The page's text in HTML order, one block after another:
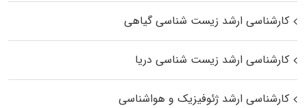
کارشناسی ارشد زیست‌ شناسی گیاهی
کارشناسی ارشد زیست‌ شناسی دریا
کارشناسی ارشد ژئوفیزیک و هواشناسی